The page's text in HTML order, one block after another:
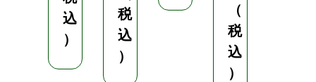
込
）
税
込
）
（
税
込
）